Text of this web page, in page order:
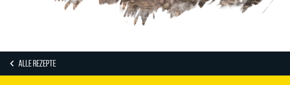
ALLE REZEPTE